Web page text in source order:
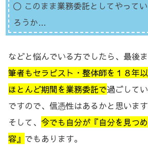
〇 このまま業務委託としてやって
ろうか…
などと悩んでいる方でしたら、最後
筆者もセラピスト・整体師を１８年以
ほとんど期間を業務委託で過ごしてい
ですので、信憑性はあるかと思います
そして、 今でも自分が『自分を見つ
容』 でもあります。